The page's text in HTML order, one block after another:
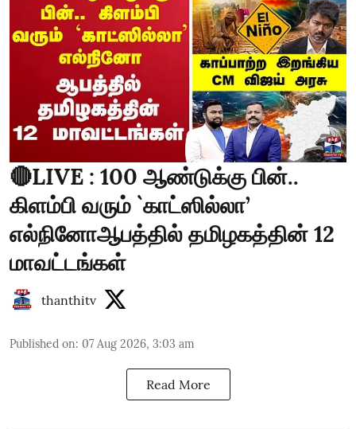
🔴LIVE : 100 ஆண்டுக்கு பின்..
கிளம்பி வரும் `காட்ஸில்லா’
எல்நினோஆபத்தில் தமிழகத்தின் 12
மாவட்டங்கள்
thanthitv
Published on: 07 Aug 2026, 3:03 am
Read More